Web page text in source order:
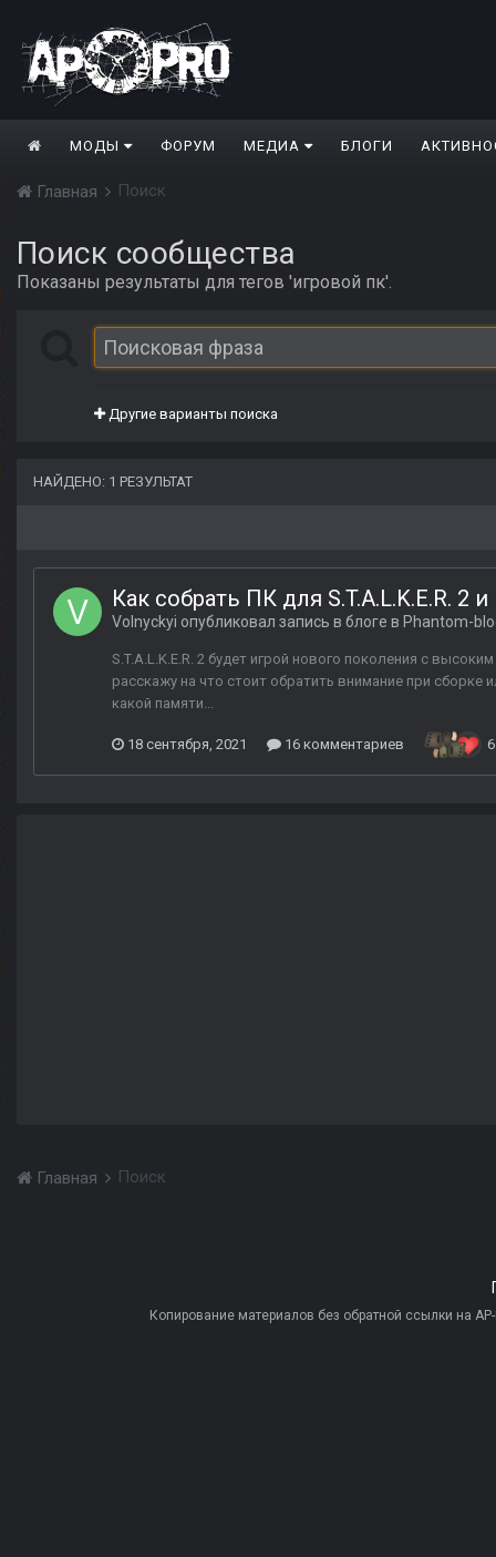
МОДЫ ФОРУМ МЕДИА БЛОГИ
Главная Поиск
Поиск сообщества
Показаны результаты для тегов 'игровой пк'.
Другие варианты поиска
НАЙДЕНО: 1 РЕЗУЛЬТАТ
Как собрать ПК для S.T.A.L.K.E.R. 2
Volnyckyi опубликовал запись в блоге в Phantom-
S.T.A.L.K.E.R. 2 будет игрой нового поколения с
расскажу на что стоит обратить внимание при
какой памяти...
18 сентября, 2021 16 комментариев 6
Главная Поиск
Копирование материалов без обратной ссылки на